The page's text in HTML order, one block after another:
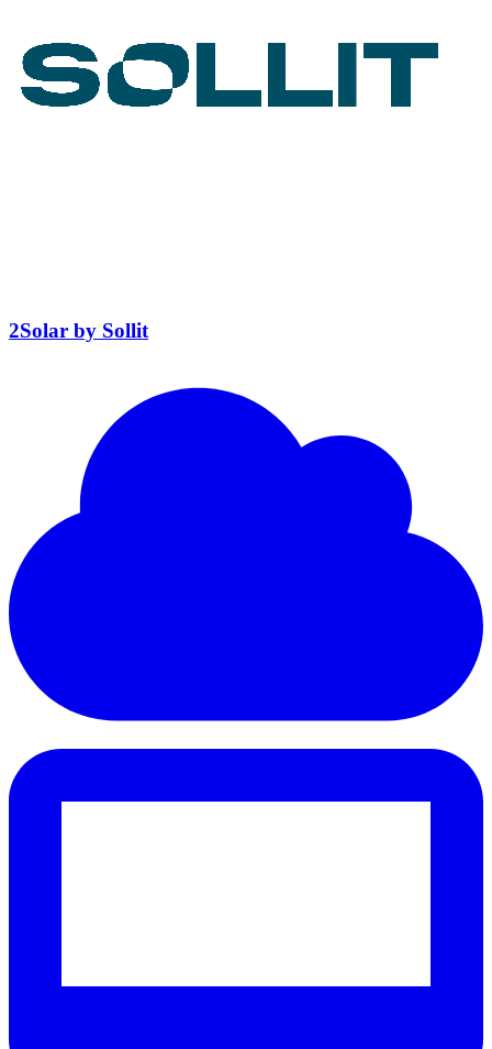
2Solar by Sollit